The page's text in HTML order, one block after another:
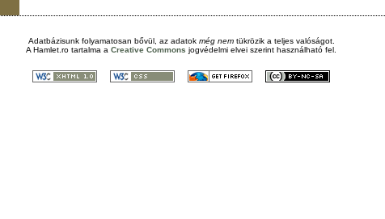
Adatbázisunk folyamatosan bővül, az adatok még nemtükrözik a teljes valóságot.
A Hamlet.ro tartalma a Creative Commons jogvédelmi elvei szerint használható fel.